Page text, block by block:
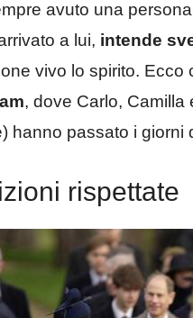
avuto una
a lui, intende
vivo lo spirito. Ecco
, dove Carlo, Camilla
hanno passato i giorni
rispettate